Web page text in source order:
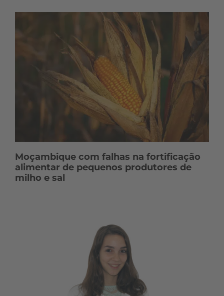
Moçambique com falhas na fortificação
alimentar de pequenos produtores de
milho e sal